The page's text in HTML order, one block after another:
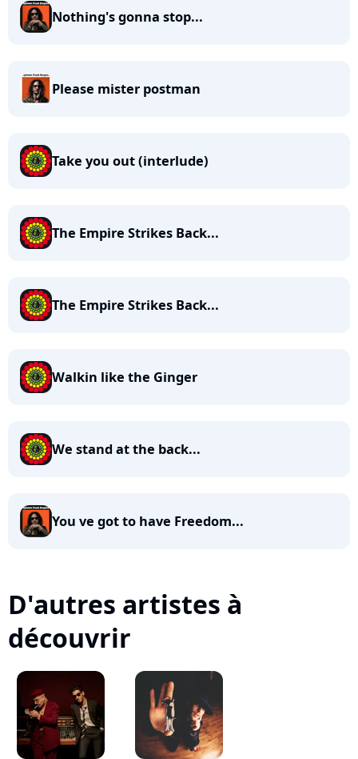
Nothing's gonna stop...
Please mister postman
Take you out (interlude)
The Empire Strikes Back...
The Empire Strikes Back...
Walkin like the Ginger
We stand at the back...
You ve got to have Freedom...
D'autres artistes à
découvrir